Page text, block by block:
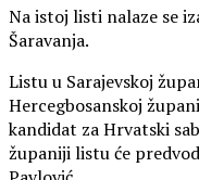
Na istoj listi nalaze se
Šaravanja.
Listu u Sarajevskoj
Hercegbosanskoj
kandidat za Hrvatski
županiji listu će